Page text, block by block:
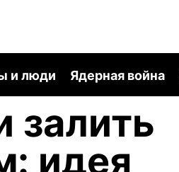
и люди Ядерная война
залить
идея